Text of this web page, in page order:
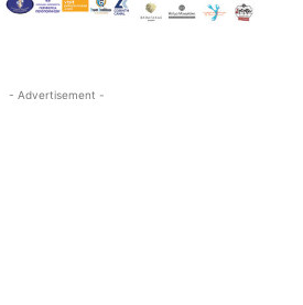
- Advertisement -